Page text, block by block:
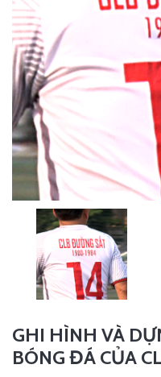
GHI HÌNH VÀ
BÓNG ĐÁ CỦA